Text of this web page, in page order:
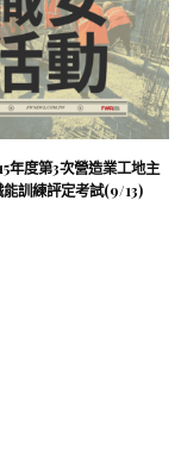
年度第3次營造業工地主
訓練評定考試(9/13)